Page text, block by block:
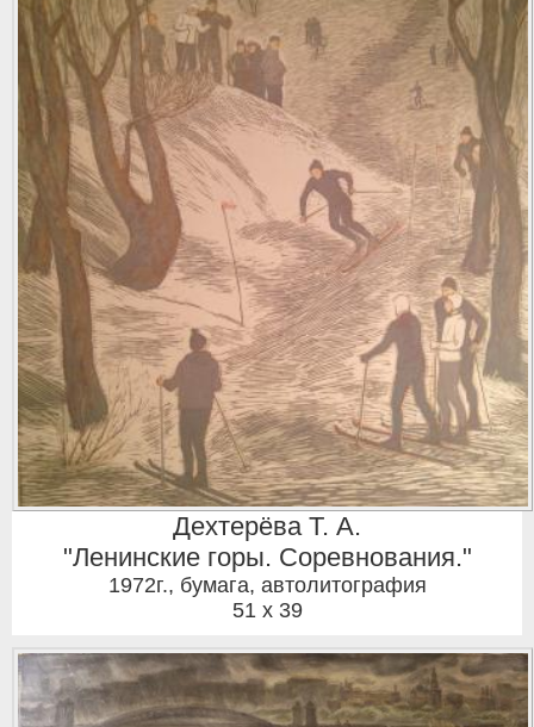
Дехтерёва Т. А.
"Ленинские горы. Соревнования."
1972г., бумага, автолитография
51 x 39